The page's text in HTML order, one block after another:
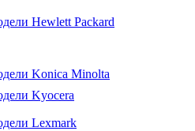
Hewlett Packard
Konica Minolta
Kyocera
Lexmark